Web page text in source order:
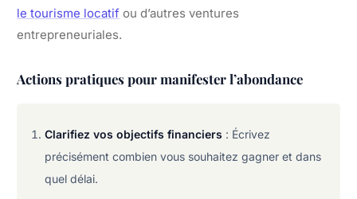
le tourisme locatif ou d’autres ventures
entrepreneuriales.
Actions pratiques pour manifester l’abondance
Clarifiez vos objectifs financiers : Écrivez
précisément combien vous souhaitez gagner et dans
quel délai.